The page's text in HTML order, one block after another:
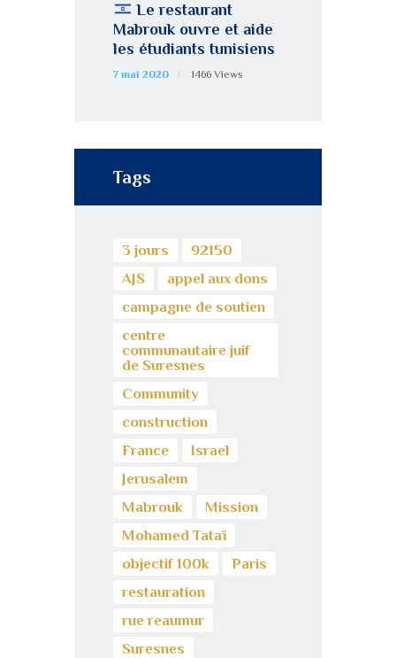
Le restaurant
Mabrouk ouvre et aide
les étudiants tunisiens
7 mai 2020 1466 Views
Tags
3 jours
92150
AJS
appel aux dons
campagne de soutien
centre
communautaire juif
de Suresnes
Community
construction
France
Israel
Jerusalem
Mabrouk
Mission
Mohamed Tataï
objectif 100k
Paris
restauration
rue reaumur
Suresnes